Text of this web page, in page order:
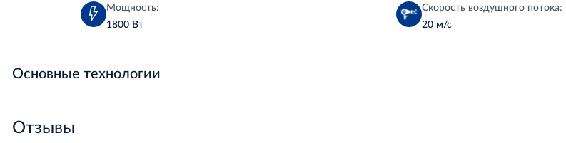
Мощность:
1800 Вт
Скорость воздушного потока:
20 м/с
Основные технологии
Отзывы